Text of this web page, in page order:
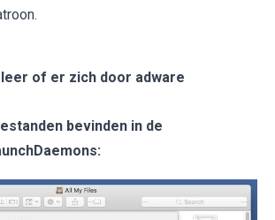
of er zich door adware
bevinden in de
: